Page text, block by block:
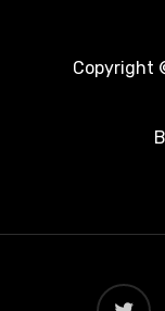
Copyright
twitter